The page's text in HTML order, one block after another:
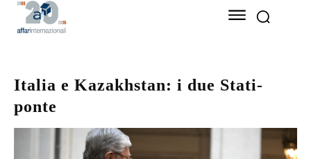
Italia e Kazakhstan: i due Stati-
ponte